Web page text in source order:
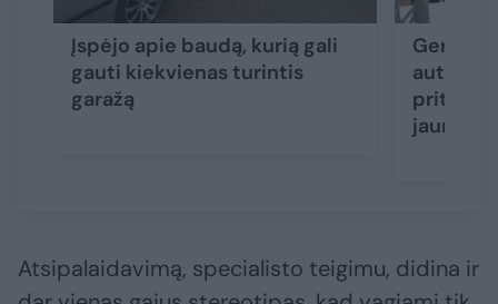
Įspėjo apie baudą, kurią gali
gauti kiekvienas turintis
garažą
Atsipalaidavimą, specialisto teigimu, didina ir